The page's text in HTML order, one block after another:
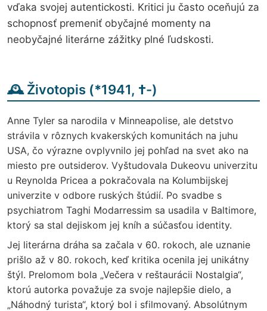
vďaka svojej autentickosti. Kritici ju často oceňujú za
schopnosť premeniť obyčajné momenty na
neobyčajné literárne zážitky plné ľudskosti.
🕰️ Životopis (*1941, †-)
Anne Tyler sa narodila v Minneapolise, ale detstvo
strávila v rôznych kvakerských komunitách na juhu
USA, čo výrazne ovplyvnilo jej pohľad na svet ako na
miesto pre outsiderov. Vyštudovala Dukeovu univerzitu
u Reynolda Pricea a pokračovala na Kolumbijskej
univerzite v odbore ruských štúdií. Po svadbe s
psychiatrom Taghi Modarressim sa usadila v Baltimore,
ktorý sa stal dejiskom jej kníh a súčasťou identity.
Jej literárna dráha sa začala v 60. rokoch, ale uznanie
prišlo až v 80. rokoch, keď kritika ocenila jej unikátny
štýl. Prelomom bola „Večera v reštaurácii Nostalgia“,
ktorú autorka považuje za svoje najlepšie dielo, a
„Náhodný turista“, ktorý bol i sfilmovaný. Absolútnym